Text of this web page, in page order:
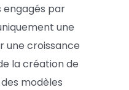
engagés par
une
une croissance
la création de
modèles